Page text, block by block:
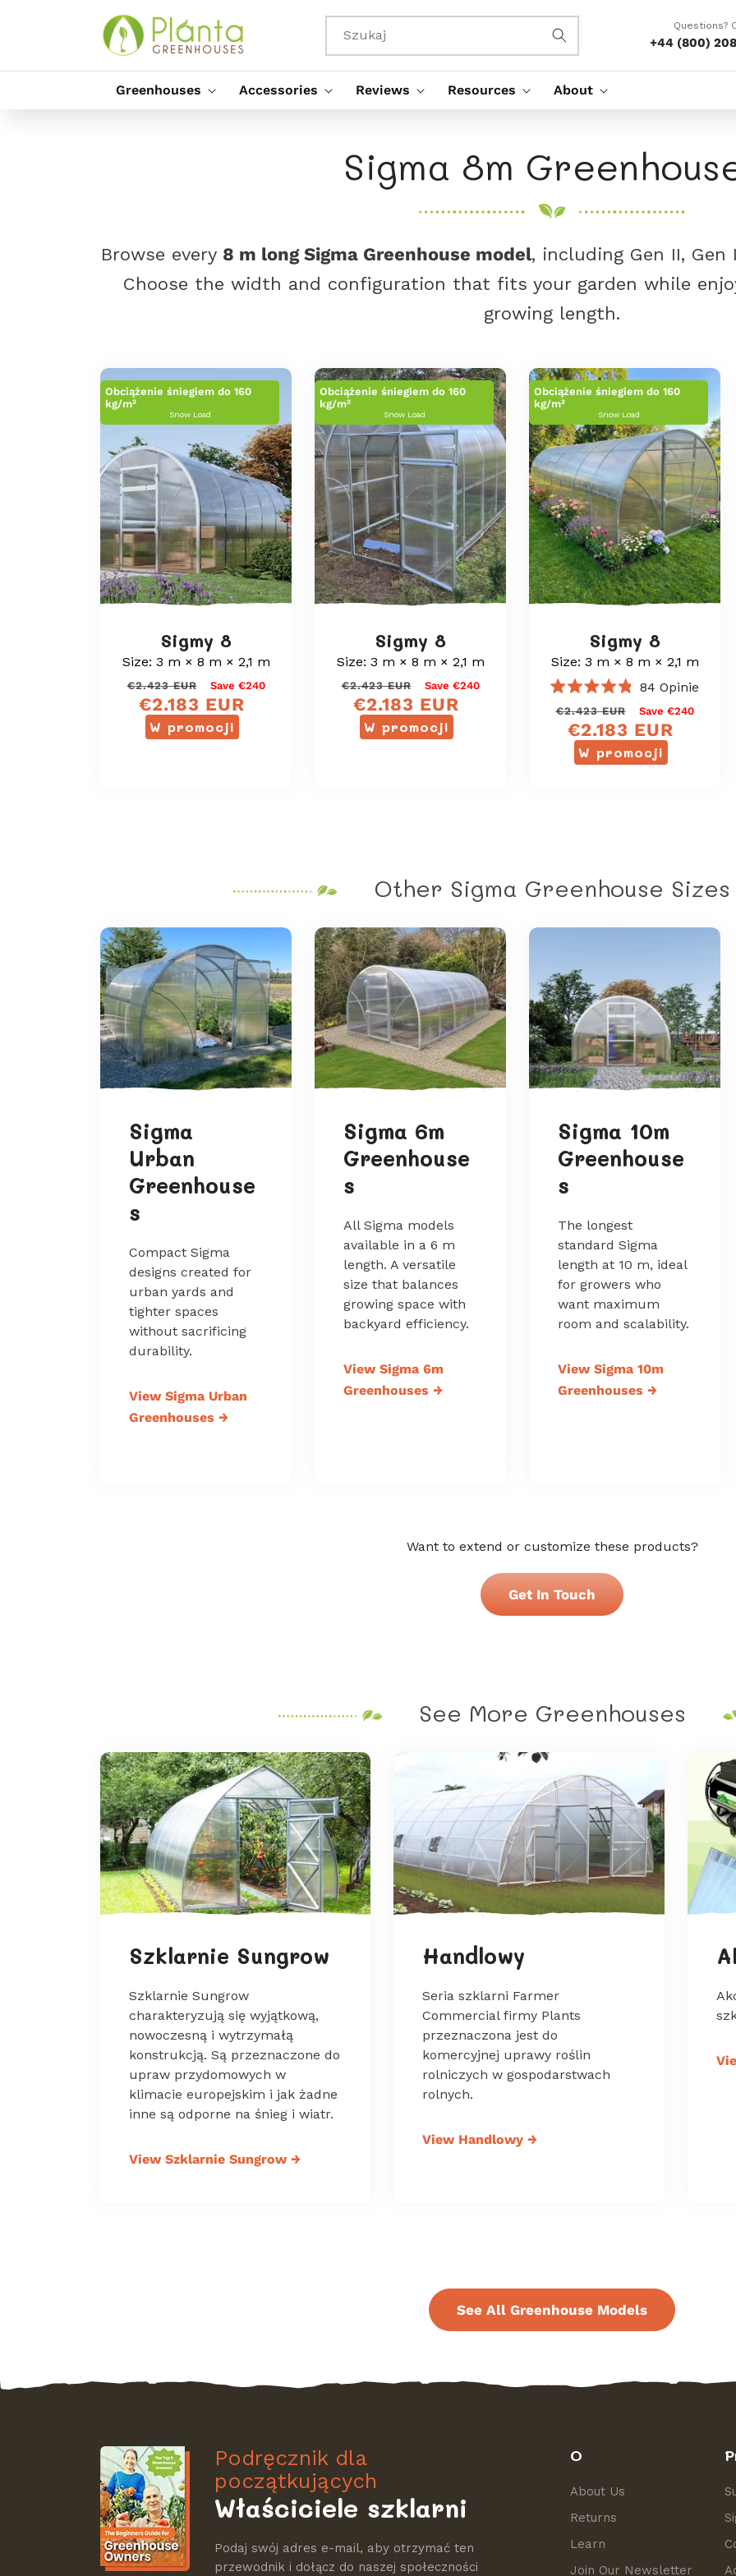
Szukaj
Questions?
+44 (800)
Greenhouses Accessories Reviews Resources About
K
o
e
k
j
a
:
Sigma 8m
Browse every 8 m long Sigma Greenhouse model, including Gen II, Gen
Choose the width and configuration that fits your garden while
growing length.
Obciążenie śniegiem do 160
kg/m²
Snow Load
Sigmy 8
Size: 3 m × 8 m × 2,1 m
Cena
regularna
€2.423 EUR Save €240
W promocji
Cena
sprzedaży
€2.183 EUR
Obciążenie śniegiem do 160
kg/m²
Snow Load
Sigmy 8
Size: 3 m × 8 m × 2,1 m
Cena
regularna
€2.423 EUR Save €240
W promocji
Cena
sprzedaży
€2.183 EUR
Obciążenie śniegiem do 160
kg/m²
Snow Load
Sigmy 8
Size: 3 m × 8 m × 2,1 m
na
4.8
z
5
gwiazdek
84 Opinie
Cena
regularna
€2.423 EUR Save €240
W promocji
Cena
sprzedaży
€2.183 EUR
Other Sigma Greenhouse
Sigma
Urban
Greenhouse
s
Compact Sigma
designs created for
urban yards and
tighter spaces
without sacrificing
durability.
View Sigma Urban
Greenhouses →
Sigma 6m
Greenhouse
s
All Sigma models
available in a 6 m
length. A versatile
size that balances
growing space with
backyard efficiency.
View Sigma 6m
Greenhouses →
Sigma 10m
Greenhouse
s
The longest
standard Sigma
length at 10 m, ideal
for growers who
want maximum
room and scalability.
View Sigma 10m
Greenhouses →
Want to extend or customize these products?
Get In Touch
See More Greenhouses
Szklarnie Sungrow
Szklarnie Sungrow
charakteryzują się wyjątkową,
nowoczesną i wytrzymałą
konstrukcją. Są przeznaczone do
upraw przydomowych w
klimacie europejskim i jak żadne
inne są odporne na śnieg i wiatr.
View Szklarnie Sungrow →
Handlowy
Seria szklarni Farmer
Commercial firmy Plants
przeznaczona jest do
komercyjnej uprawy roślin
rolniczych w gospodarstwach
rolnych.
View Handlowy→
See All Greenhouse Models
Podręcznik dla
początkujących
Właściciele szklarni
Podaj swój adres e-mail, aby otrzymać ten
przewodnik i dołącz do naszej społeczności
O
About Us
Returns
Learn
Join Our Newsletter